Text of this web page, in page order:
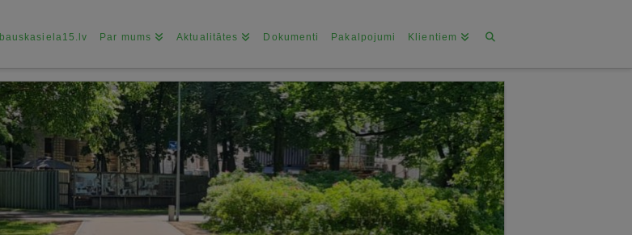
bauskasiela15.lv Par mums Aktualitātes Dokumenti Pakalpojumi Klientiem